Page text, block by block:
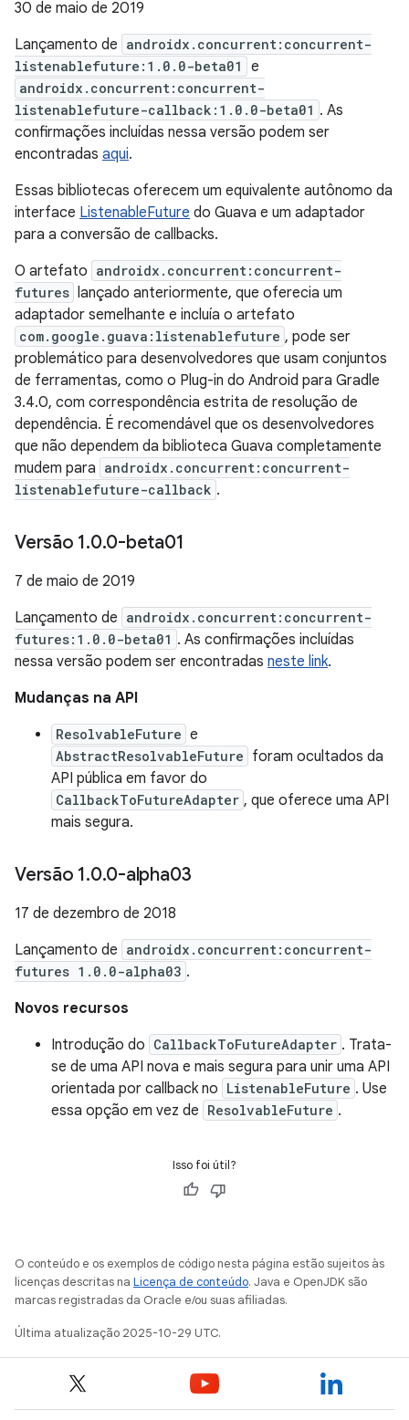
30 de maio de 2019
Lançamento de androidx.concurrent:concurrent-
listenablefuture:1.0.0-beta01
e
androidx.concurrent:concurrent-
listenablefuture-callback:1.0.0-beta01 . As
confirmações incluídas nessa versão podem ser
encontradas aqui.
Essas bibliotecas oferecem um equivalente autônomo da
interface ListenableFuture do Guava e um adaptador
para a conversão de callbacks.
O artefato androidx.concurrent:concurrent-
futures lançado anteriormente, que oferecia um
adaptador semelhante e incluía o artefato
com.google.guava:listenablefuture , pode ser
problemático para desenvolvedores que usam conjuntos
de ferramentas, como o Plug-in do Android para Gradle
3.4.0, com correspondência estrita de resolução de
dependência. É recomendável que os desenvolvedores
que não dependem da biblioteca Guava completamente
mudem para androidx.concurrent:concurrent-
listenablefuture-callback .
Versão 1.0.0-beta01
7 de maio de 2019
Lançamento de androidx.concurrent:concurrent-
futures:1.0.0-beta01 . As confirmações incluídas
nessa versão podem ser encontradas neste link.
Mudanças na API
ResolvableFuture e
AbstractResolvableFuture foram ocultados da
API pública em favor do
CallbackToFutureAdapter , que oferece uma API
mais segura.
Versão 1.0.0-alpha03
17 de dezembro de 2018
Lançamento de androidx.concurrent:concurrent-
futures 1.0.0-alpha03 .
Novos recursos
Introdução do CallbackToFutureAdapter . Trata-
se de uma API nova e mais segura para unir uma API
orientada por callback no ListenableFuture . Use
essa opção em vez de ResolvableFuture .
Isso foi útil?
O conteúdo e os exemplos de código nesta página estão sujeitos às
licenças descritas na Licença de conteúdo. Java e OpenJDK são
marcas registradas da Oracle e/ou suas afiliadas.
Última atualização 2025-10-29 UTC.